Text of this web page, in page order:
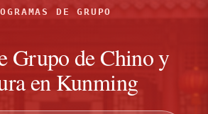
DE GRUPO
Grupo de Chino y
en Kunming